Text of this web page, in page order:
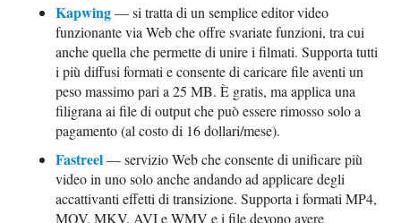
Kapwing— si tratta di un semplice editor video
funzionante via Web che offre svariate funzioni, tra cui
anche quella che permette di unire i filmati. Supporta tutti
i più diffusi formati e consente di caricare file aventi un
peso massimo pari a 25 MB. È gratis, ma applica una
filigrana ai file di output che può essere rimosso solo a
pagamento (al costo di 16 dollari/mese).
Fastreel— servizio Web che consente di unificare più
video in uno solo anche andando ad applicare degli
accattivanti effetti di transizione. Supporta i formati MP4,
MOV, MKV, AVI e WMV e i file devono avere